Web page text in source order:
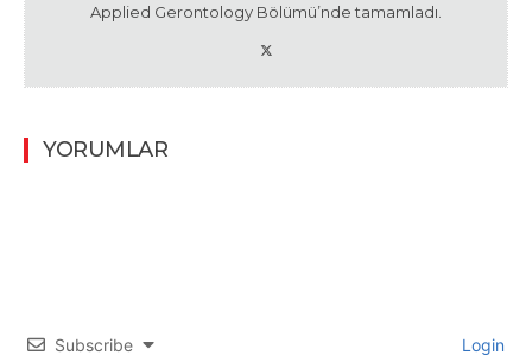
Applied Gerontology Bölümü’nde tamamladı.
YORUMLAR
Subscribe Login